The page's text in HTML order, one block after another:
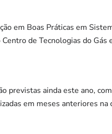
em Boas Práticas em
de Tecnologias do
previstas ainda este ano,
em meses anteriores